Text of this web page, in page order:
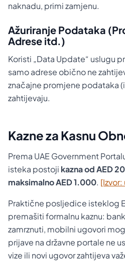
naknadu, primi zamjenu.
Ažuriranje Podataka
Adrese itd.)
Koristi „Data Update“ uslugu
samo adrese obično ne
značajne promjene podataka
zahtijevaju.
Kazne za Kasnu
Prema UAE Government
isteka postoji kazna od AED
maksimalno AED 1.000. [Izvor:
Praktične posljedice isteklog
premašiti formalnu kaznu:
zamrznuti, mobilni ugovori
prijave na državne portale ne
vize ili novi ugovor zahtijeva